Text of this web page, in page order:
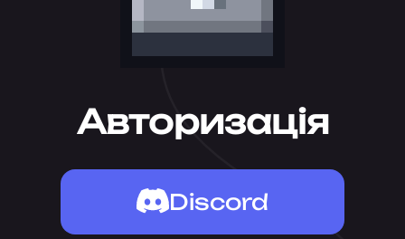
Авторизація
Discord